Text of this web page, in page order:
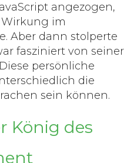
angezogen,
im
Aber dann stolperte
fasziniert von seiner
persönliche
die
sein können.
König des